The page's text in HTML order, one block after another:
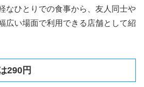
なひとりでの食事から、友人同士や
広い場面で利用できる店舗として紹
290円